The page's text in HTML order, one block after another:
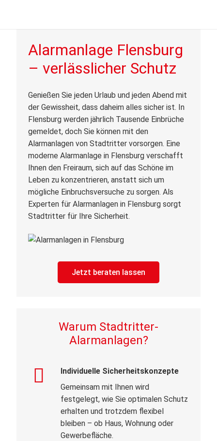
Alarmanlage Flensburg
– verlässlicher Schutz
Genießen Sie jeden Urlaub und jeden Abend mit
der Gewissheit, dass daheim alles sicher ist. In
Flensburg werden jährlich Tausende Einbrüche
gemeldet, doch Sie können mit den
Alarmanlagen von Stadtritter vorsorgen. Eine
moderne Alarmanlage in Flensburg verschafft
Ihnen den Freiraum, sich auf das Schöne im
Leben zu konzentrieren, anstatt sich um
mögliche Einbruchsversuche zu sorgen. Als
Experten für Alarmanlagen in Flensburg sorgt
Stadtritter für Ihre Sicherheit.
Jetzt beraten lassen
Warum Stadtritter-
Alarmanlagen?
Individuelle Sicherheitskonzepte
Gemeinsam mit Ihnen wird
festgelegt, wie Sie optimalen Schutz
erhalten und trotzdem flexibel
bleiben – ob Haus, Wohnung oder
Gewerbefläche.